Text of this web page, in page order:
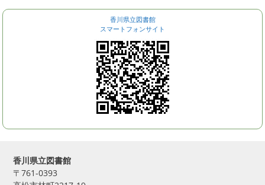
香川県立図書館
スマートフォンサイト
香川県立図書館
〒761-0393